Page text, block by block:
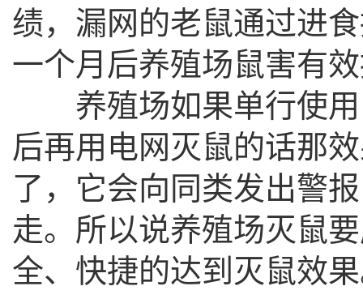
绩，漏网的老鼠通过进
一个月后养殖场鼠害有
养殖场如果单行使用
后再用电网灭鼠的话那
了，它会向同类发出警
走。所以说养殖场灭鼠
全、快捷的达到灭鼠效